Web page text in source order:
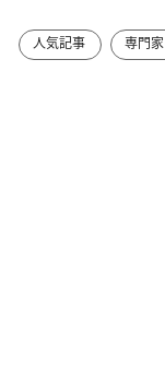
人気記事 専門家